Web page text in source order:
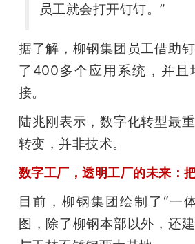
员工就会打开钉钉。”
据了解，柳钢集团员工借助
了400多个应用系统，并且
接。
陆兆刚表示，数字化转型最
转变，并非技术。
数字工厂，透明工厂的未来：
目前，柳钢集团绘制了“一
图，除了柳钢本部以外，还